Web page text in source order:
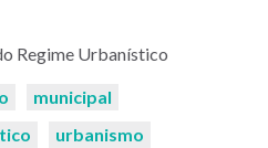
Regime Urbanístico
municipal
urbanismo